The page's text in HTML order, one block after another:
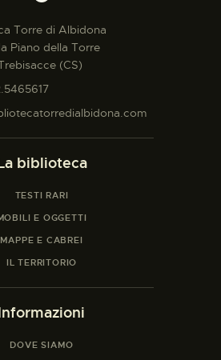
EVENTI
Torre di Albidona
Piano della Torre
(CS)
biblioteca
TESTI RARI
E OGGETTI
MAPPE E CABREI
IL TERRITORIO
DOVE SIAMO